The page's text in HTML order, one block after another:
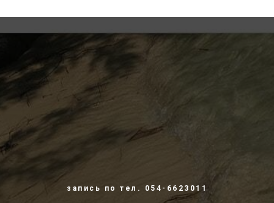
запись по тел. 054-6623011